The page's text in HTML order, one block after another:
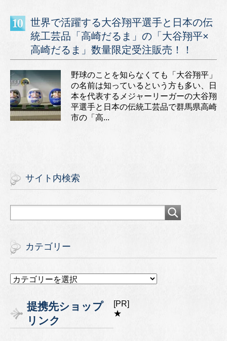
世界で活躍する大谷翔平選手と日本の伝
統工芸品「高崎だるま」の「大谷翔平×
高崎だるま」数量限定受注販売！！
野球のことを知らなくても「大谷翔平」
の名前は知っているという方も多い、日
本を代表するメジャーリーガーの大谷翔
平選手と日本の伝統工芸品で群馬県高崎
市の「高...
サイト内検索
カテゴリー
カ
リ
ー
提携先ショップ
リンク
[PR]
★